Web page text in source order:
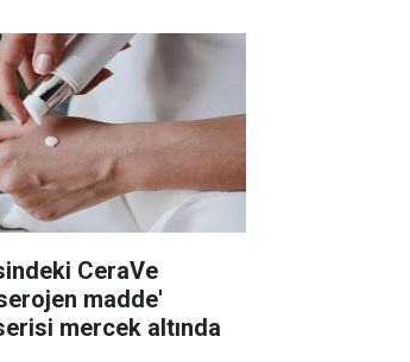
CeraVe
madde'
mercek altında